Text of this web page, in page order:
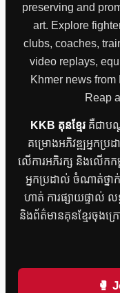
preserving and
art. Explore
clubs, coaches,
video replays,
Khmer news
Reap
KKB គុនខ្មែរគឺជាបណ្ត
គម្រោងអភិវឌ្ឍអ្នកប្រ
លើការអភិរក្ស និងលើកកម្
អ្នកប្រដាល់ ចំណាត់ថ្នា
ហាត់ ការផ្សាយផ្ទាល់
និងព័ត៌មានគុនខ្មែរចុង
🥊